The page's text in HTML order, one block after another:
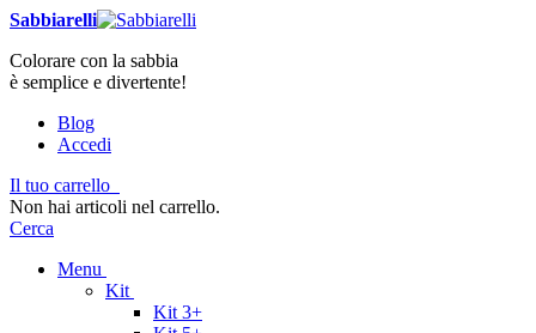
Sabbiarelli
Colorare con la sabbia
è semplice e divertente!
Blog
Accedi
Il tuo carrello
Non hai articoli nel carrello.
Cerca
Menu
Kit
Kit 3+